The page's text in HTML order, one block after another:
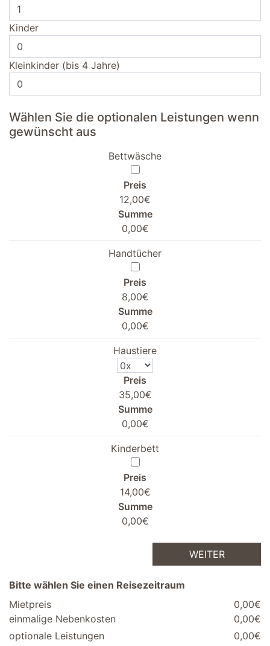
Kinder
Kleinkinder (bis 4 Jahre)
Wählen Sie die optionalen Leistungen wenn
gewünscht aus
Bettwäsche
Preis
12,00€
Summe
0,00€
Handtücher
Preis
8,00€
Summe
0,00€
Haustiere
Preis
35,00€
Summe
0,00€
Kinderbett
Preis
14,00€
Summe
0,00€
WEITER
Bitte wählen Sie einen Reisezeitraum
Mietpreis
0,00€
einmalige Nebenkosten
0,00€
optionale Leistungen
0,00€